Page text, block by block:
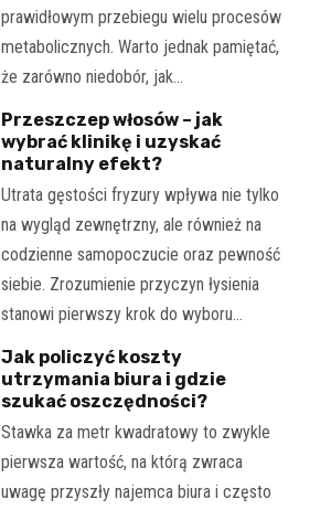
prawidłowym przebiegu wielu procesów
metabolicznych. Warto jednak pamiętać,
że zarówno niedobór, jak…
Przeszczep włosów – jak
wybrać klinikę i uzyskać
naturalny efekt?
Utrata gęstości fryzury wpływa nie tylko
na wygląd zewnętrzny, ale również na
codzienne samopoczucie oraz pewność
siebie. Zrozumienie przyczyn łysienia
stanowi pierwszy krok do wyboru…
Jak policzyć koszty
utrzymania biura i gdzie
szukać oszczędności?
Stawka za metr kwadratowy to zwykle
pierwsza wartość, na którą zwraca
uwagę przyszły najemca biura i często